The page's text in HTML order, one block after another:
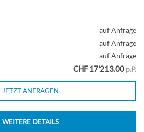
auf Anfrage
auf Anfrage
auf Anfrage
CHF 17'213.00 p.P.
JETZT ANFRAGEN
WEITERE DETAILS